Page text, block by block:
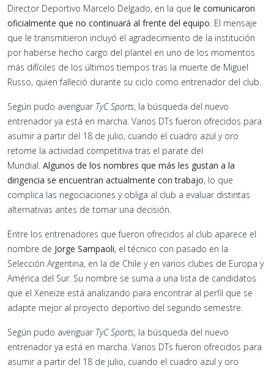
Director Deportivo Marcelo Delgado, en la que le comunicaron
oficialmente que no continuará al frente del equipo. El mensaje
que le transmitieron incluyó el agradecimiento de la institución
por haberse hecho cargo del plantel en uno de los momentos
más difíciles de los últimos tiempos tras la muerte de Miguel
Russo, quien falleció durante su ciclo como entrenador del club.
Según pudo averiguar TyC Sports, la búsqueda del nuevo
entrenador ya está en marcha. Varios DTs fueron ofrecidos para
asumir a partir del 18 de julio, cuando el cuadro azul y oro
retome la actividad competitiva tras el parate del
Mundial. Algunos de los nombres que más les gustan a la
dirigencia se encuentran actualmente con trabajo, lo que
complica las negociaciones y obliga al club a evaluar distintas
alternativas antes de tomar una decisión.
Entre los entrenadores que fueron ofrecidos al club aparece el
nombre de Jorge Sampaoli, el técnico con pasado en la
Selección Argentina, en la de Chile y en varios clubes de Europa y
América del Sur. Su nombre se suma a una lista de candidatos
que el Xeneize está analizando para encontrar al perfil que se
adapte mejor al proyecto deportivo del segundo semestre.
Según pudo averiguar TyC Sports, la búsqueda del nuevo
entrenador ya está en marcha. Varios DTs fueron ofrecidos para
asumir a partir del 18 de julio, cuando el cuadro azul y oro